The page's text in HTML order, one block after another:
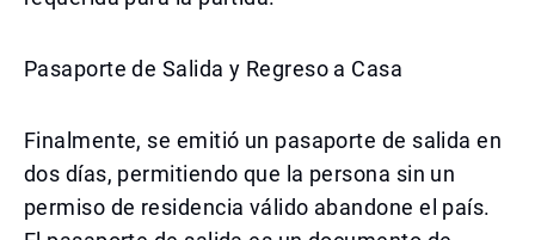
Pasaporte de Salida y Regreso a Casa
Finalmente, se emitió un pasaporte de salida en
dos días, permitiendo que la persona sin un
permiso de residencia válido abandone el país.